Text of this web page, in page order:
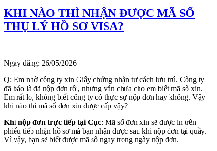
KHI NÀO THÌ NHẬN ĐƯỢC MÃ SỐ
THỤ LÝ HỒ SƠ VISA?
Ngày đăng: 26/05/2026
Q: Em nhờ công ty xin Giấy chứng nhận tư cách lưu trú. Công ty
đã báo là đã nộp đơn rồi, nhưng vẫn chưa cho em biết mã số xin.
Em rất lo, không biết công ty có thực sự nộp đơn hay không. Vậy
khi nào thì mã số đơn xin được cấp vậy?
Khi nộp đơn trực tiếp tại Cục: Mã số đơn xin sẽ được in trên
phiếu tiếp nhận hồ sơ mà bạn nhận được sau khi nộp đơn tại quầy.
Vì vậy, bạn sẽ biết được mã số ngay trong ngày nộp đơn.